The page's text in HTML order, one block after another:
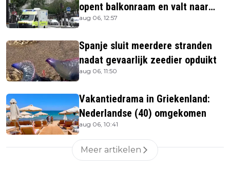
opent balkonraam en valt naar
beneden
aug 06, 12:57
Spanje sluit meerdere stranden
nadat gevaarlijk zeedier opduikt
aug 06, 11:50
Vakantiedrama in Griekenland:
Nederlandse (40) omgekomen
aug 06, 10:41
Meer artikelen